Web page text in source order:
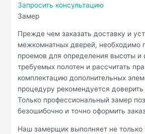
Запросить консультацию
Замер
Прежде чем заказать доставку и
межкомнатных дверей, необходимо
проемов для определения высоты и
требуемых полотен и рассчитать
комплектацию дополнительных
процедуру рекомендуется
Только профессиональный замер
безошибочно и точно оформить
Наш замерщик выполняет не только